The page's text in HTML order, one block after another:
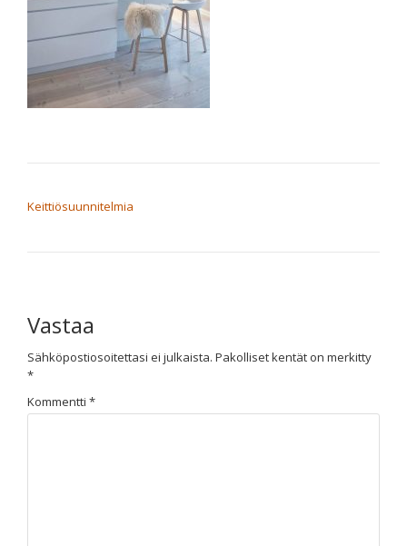
Keittiösuunnitelmia
Vastaa
Sähköpostiosoitettasi ei julkaista. Pakolliset kentät on merkitty
*
Kommentti *